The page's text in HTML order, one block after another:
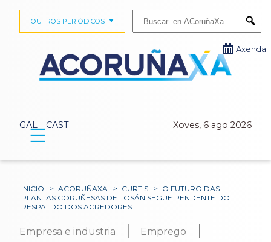
GAL CAST Xoves, 6 ago 2026
OUTROS PERIÓDICOS
Axenda
☰
INICIO > ACORUÑAXA > CURTIS > O FUTURO DAS
PLANTAS CORUÑESAS DE LOSÁN SEGUE PENDENTE DO
RESPALDO DOS ACREDORES
Empresa e industria | Emprego |